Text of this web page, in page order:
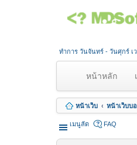
ทำการ วันจันทร์ - วันศุกร์ เ
หน้าหลัก(
u
r
หน้าเว็บ หน้าเว็บบ
เมนูลัด FAQ